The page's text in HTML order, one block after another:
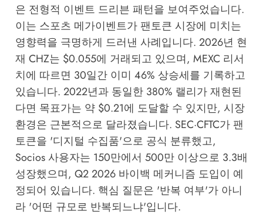
은 전형적 이벤트 드리븐 패턴을 보여주었습니다.
이는 스포츠 메가이벤트가 팬토큰 시장에 미치는
영향력을 극명하게 드러낸 사례입니다. 2026년 현
재 CHZ는 $0.055에 거래되고 있으며, MEXC 리서
치에 따르면 30일간 이미 46% 상승세를 기록하고
있습니다. 2022년과 동일한 380% 랠리가 재현된
다면 목표가는 약 $0.21에 도달할 수 있지만, 시장
환경은 근본적으로 달라졌습니다. SEC·CFTC가 팬
토큰을 '디지털 수집품'으로 공식 분류했고,
Socios 사용자는 150만에서 500만 이상으로 3.3배
성장했으며, Q2 2026 바이백 메커니즘 도입이 예
정되어 있습니다. 핵심 질문은 '반복 여부'가 아니
라 '어떤 규모로 반복되느냐'입니다.